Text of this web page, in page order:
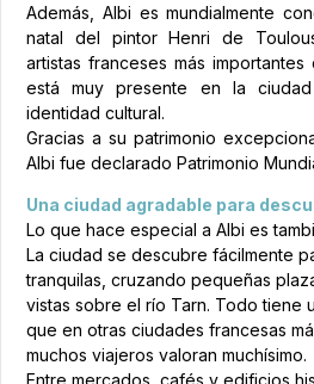
Además, Albi es mundialmente
natal del pintor Henri de
artistas franceses más
está muy presente en la
identidad cultural.
Gracias a su patrimonio
Albi fue declarado Patrimonio
Una ciudad agradable para
Lo que hace especial a Albi es
La ciudad se descubre fácilmente
tranquilas, cruzando pequeñas
vistas sobre el río Tarn. Todo tiene
que en otras ciudades francesas
muchos viajeros valoran muchísimo.
Entre mercados, cafés y edificios